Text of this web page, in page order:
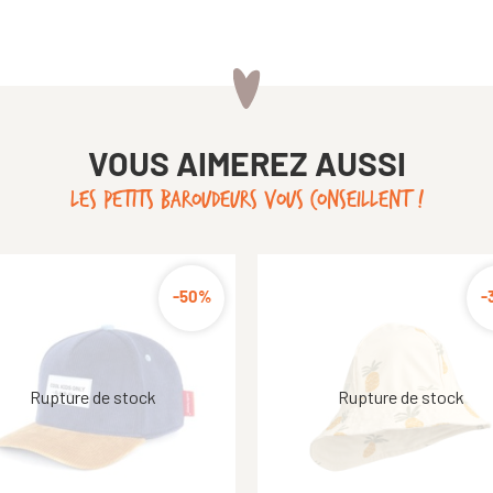
VOUS AIMEREZ AUSSI
LES PETITS BAROUDEURS VOUS CONSEILLENT !
-10%
-30%
-50% -